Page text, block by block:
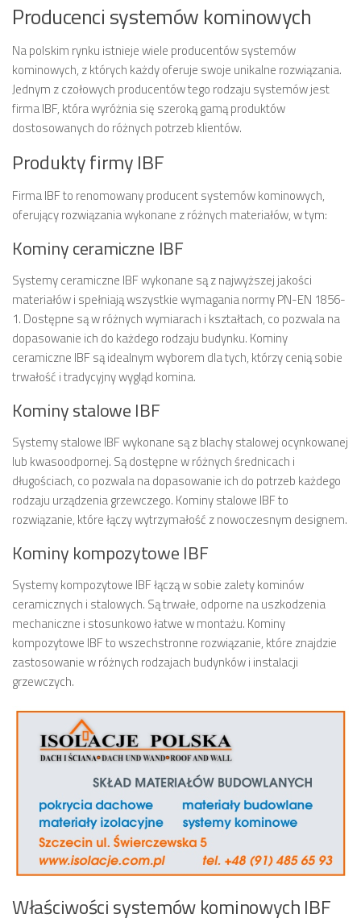
Producenci systemów kominowych
Na polskim rynku istnieje wiele producentów systemów
kominowych, z których każdy oferuje swoje unikalne rozwiązania.
Jednym z czołowych producentów tego rodzaju systemów jest
firma IBF, która wyróżnia się szeroką gamą produktów
dostosowanych do różnych potrzeb klientów.
Produkty firmy IBF
Firma IBF to renomowany producent systemów kominowych,
oferujący rozwiązania wykonane z różnych materiałów, w tym:
Kominy ceramiczne IBF
Systemy ceramiczne IBF wykonane są z najwyższej jakości
materiałów i spełniają wszystkie wymagania normy PN-EN 1856-
1. Dostępne są w różnych wymiarach i kształtach, co pozwala na
dopasowanie ich do każdego rodzaju budynku. Kominy
ceramiczne IBF są idealnym wyborem dla tych, którzy cenią sobie
trwałość i tradycyjny wygląd komina.
Kominy stalowe IBF
Systemy stalowe IBF wykonane są z blachy stalowej ocynkowanej
lub kwasoodpornej. Są dostępne w różnych średnicach i
długościach, co pozwala na dopasowanie ich do potrzeb każdego
rodzaju urządzenia grzewczego. Kominy stalowe IBF to
rozwiązanie, które łączy wytrzymałość z nowoczesnym designem.
Kominy kompozytowe IBF
Systemy kompozytowe IBF łączą w sobie zalety kominów
ceramicznych i stalowych. Są trwałe, odporne na uszkodzenia
mechaniczne i stosunkowo łatwe w montażu. Kominy
kompozytowe IBF to wszechstronne rozwiązanie, które znajdzie
zastosowanie w różnych rodzajach budynków i instalacji
grzewczych.
Właściwości systemów kominowych IBF